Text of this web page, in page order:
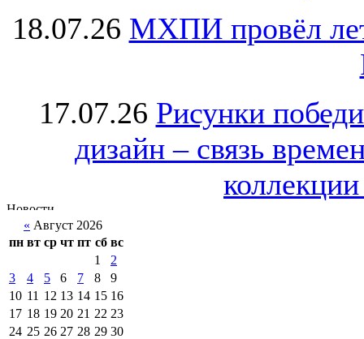
18.07.26 МХПИ провёл
17.07.26 Рисунки
дизайн – связь
« Август 2026
пн вт ср чт пт сб вс
1
2
3
4 5 6 7 8
9
10 11 12 13 14 15 16
17 18 19 20 21 22 23
24 25 26 27 28 29 30